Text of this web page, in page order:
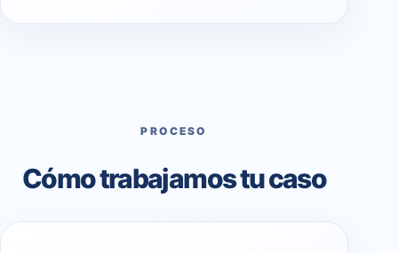
PROCESO
Cómo trabajamos tu caso